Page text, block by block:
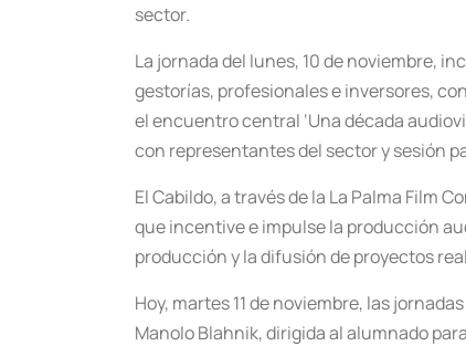
sector.
La jornada del lunes, 10 de noviembre,
gestorías, profesionales e inversores,
el encuentro central ‘Una década
con representantes del sector y sesión
El Cabildo, a través de la La Palma Film
que incentive e impulse la producción
producción y la difusión de proyectos
Hoy, martes 11 de noviembre, las
Manolo Blahnik, dirigida al alumnado